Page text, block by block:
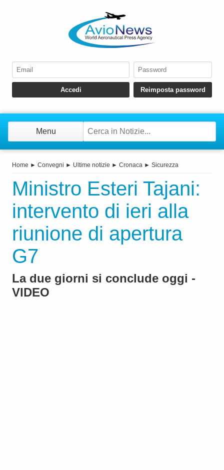
Menu
Home ► Convegni ► Ultime notizie ► Cronaca ► Sicurezza
Ministro Esteri Tajani:
intervento di ieri alla
riunione di apertura
G7
La due giorni si conclude oggi -
VIDEO